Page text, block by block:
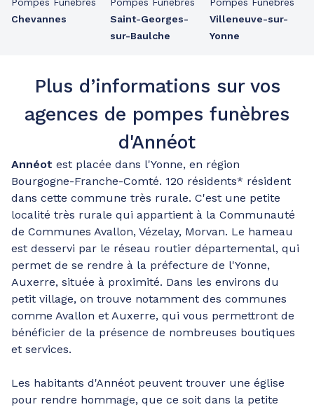
Chevannes
Saint-Georges-
sur-Baulche
Villeneuve-sur-
Yonne
Plus d’informations sur vos
agences de pompes funèbres
d'Annéot
Annéot est placée dans l'Yonne, en région
Bourgogne-Franche-Comté. 120 résidents* résident
dans cette commune très rurale. C'est une petite
localité très rurale qui appartient à la Communauté
de Communes Avallon, Vézelay, Morvan. Le hameau
est desservi par le réseau routier départemental, qui
permet de se rendre à la préfecture de l'Yonne,
Auxerre, située à proximité. Dans les environs du
petit village, on trouve notamment des communes
comme Avallon et Auxerre, qui vous permettront de
bénéficier de la présence de nombreuses boutiques
et services.
Les habitants d'Annéot peuvent trouver une église
pour rendre hommage, que ce soit dans la petite